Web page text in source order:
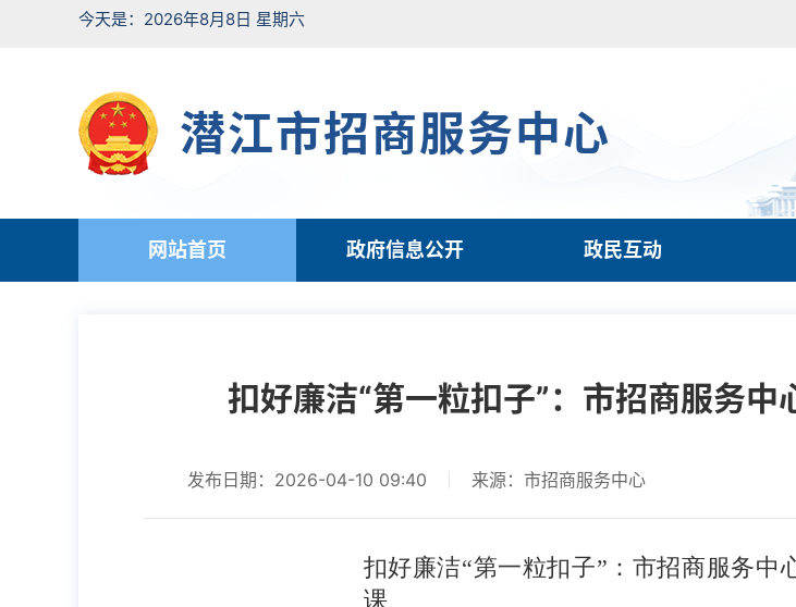
今天是：2026年8月8日 星期六
潜江市招商服务中心
网站首页 政府信息公开 政民互动
扣好廉洁“第一粒扣子”：市招商服务
发布日期：2026-04-10 09:40 来源：市招商服务中心
扣好廉洁“第一粒扣子”：市招商服务中
课